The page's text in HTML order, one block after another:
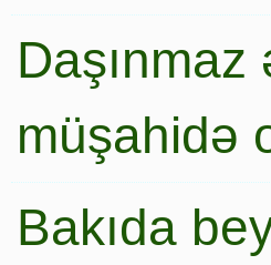
Daşınmaz
müşahidə
Bakıda